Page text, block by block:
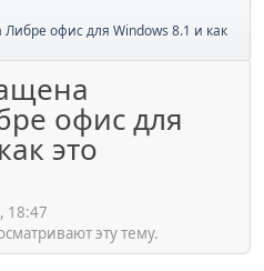
офис для Windows 8.1 и как
офис для
это
18:47
эту тему.